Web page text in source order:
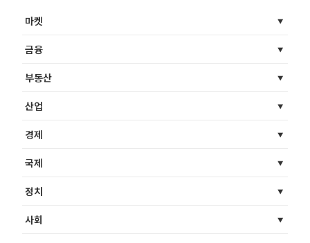
마켓
금융
부동산
산업
경제
국제
정치
사회